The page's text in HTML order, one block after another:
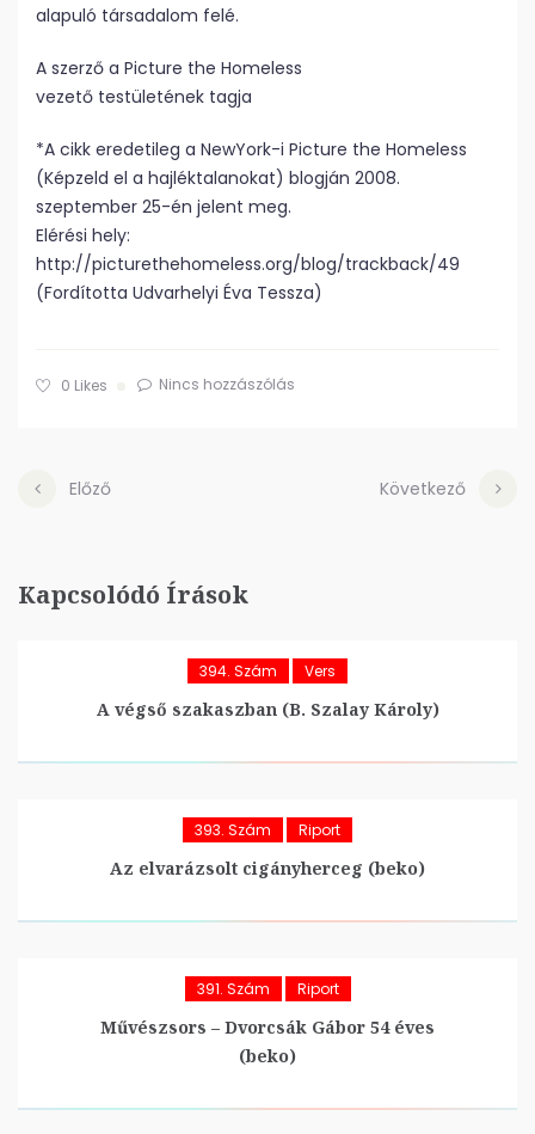
alapuló társadalom felé.
A szerző a Picture the Homeless
vezető testületének tagja
*A cikk eredetileg a NewYork-i Picture the Homeless
(Képzeld el a hajléktalanokat) blogján 2008.
szeptember 25-én jelent meg.
Elérési hely:
http://picturethehomeless.org/blog/trackback/49
(Fordította Udvarhelyi Éva Tessza)
0 Likes Nincs hozzászólás
Előző Következő
Kapcsolódó Írások
394. Szám Vers
A végső szakaszban (B. Szalay Károly)
393. Szám Riport
Az elvarázsolt cigányherceg (beko)
391. Szám Riport
Művészsors – Dvorcsák Gábor 54 éves
(beko)